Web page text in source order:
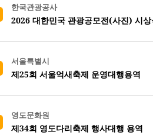
한국관광공사
2026 대한민국 관광공모전(사진) 시
서울특별시
제25회 서울억새축제 운영대행용역
영도문화원
제34회 영도다리축제 행사대행 용역